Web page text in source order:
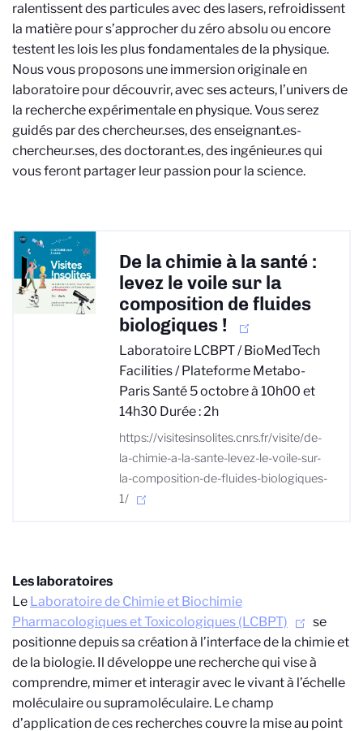
ralentissent des particules avec des lasers, refroidissent
la matière pour s’approcher du zéro absolu ou encore
testent les lois les plus fondamentales de la physique.
Nous vous proposons une immersion originale en
laboratoire pour découvrir, avec ses acteurs, l’univers de
la recherche expérimentale en physique. Vous serez
guidés par des chercheur.ses, des enseignant.es-
chercheur.ses, des doctorant.es, des ingénieur.es qui
vous feront partager leur passion pour la science.
De la chimie à la santé :
levez le voile sur la
composition de fluides
biologiques !
Laboratoire LCBPT / BioMedTech
Facilities / Plateforme Metabo-
Paris Santé 5 octobre à 10h00 et
14h30 Durée : 2h
https://visitesinsolites.cnrs.fr/visite/de-
la-chimie-a-la-sante-levez-le-voile-sur-
la-composition-de-fluides-biologiques-
1/
Les laboratoires
Le Laboratoire de Chimie et Biochimie
Pharmacologiques et Toxicologiques (LCBPT)
se
positionne depuis sa création à l’interface de la chimie et
de la biologie. Il développe une recherche qui vise à
comprendre, mimer et interagir avec le vivant à l’échelle
moléculaire ou supramoléculaire. Le champ
d’application de ces recherches couvre la mise au point